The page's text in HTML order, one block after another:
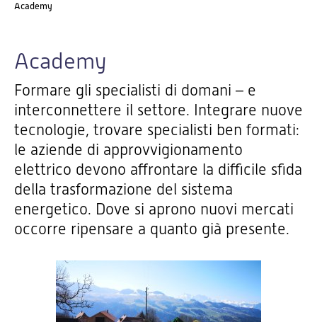
Academy
Academy
Formare gli specialisti di domani – e
interconnettere il settore. Integrare nuove
tecnologie, trovare specialisti ben formati:
le aziende di approvvigionamento
elettrico devono affrontare la difficile sfida
della trasformazione del sistema
energetico. Dove si aprono nuovi mercati
occorre ripensare a quanto già presente.